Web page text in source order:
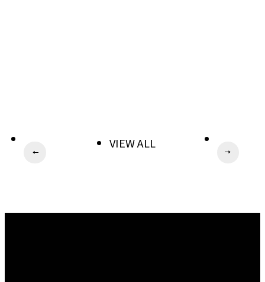
ペ
ビ
次
VIEW ALL
前